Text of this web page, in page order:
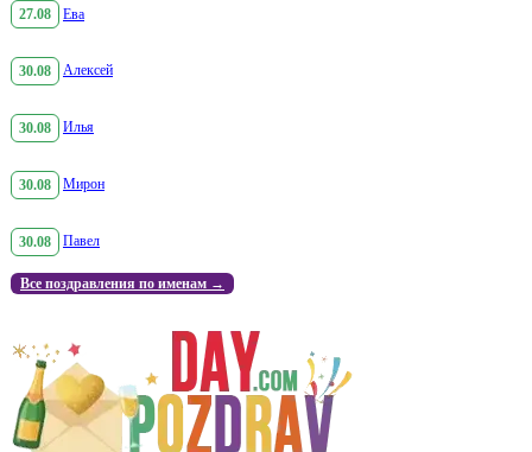
27.08 Ева
30.08 Алексей
30.08 Илья
30.08 Мирон
30.08 Павел
Все поздравления по именам →